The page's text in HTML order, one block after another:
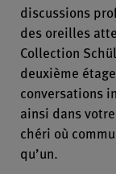
discussions
des oreilles
Collection
deuxième
conversations
ainsi dans
chéri où
qu’un.